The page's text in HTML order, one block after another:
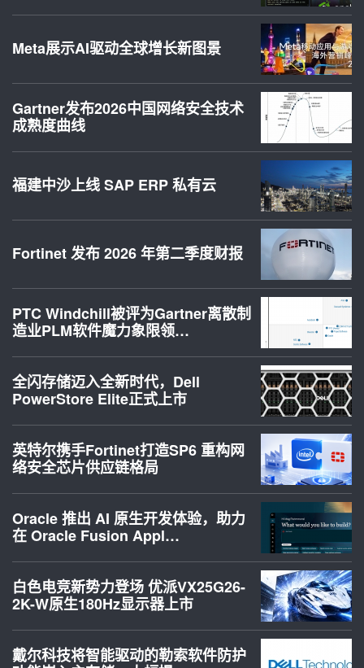
Meta展示AI驱动全球增长新图景
Gartner发布2026中国网络安全技术
成熟度曲线
福建中沙上线 SAP ERP 私有云
Fortinet 发布 2026 年第二季度财报
PTC Windchill被评为Gartner离散制
造业PLM软件魔力象限领…
全闪存储迈入全新时代，Dell
PowerStore Elite正式上市
英特尔携手Fortinet打造SP6 重构网
络安全芯片供应链格局
Oracle 推出 AI 原生开发体验，助力
在 Oracle Fusion Appl…
白色电竞新势力登场 优派VX25G26-
2K-W原生180Hz显示器上市
戴尔科技将智能驱动的勒索软件防护